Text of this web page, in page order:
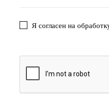
Я согласен на